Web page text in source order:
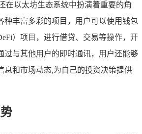
在以太坊生态系统中扮演着重要的角
种丰富多彩的项目，用户可以使用钱包
）项目，进行借贷、交易等操作，开
过与其他用户的即时通讯，用户还能够
息和市场动态,为自己的投资决策提供